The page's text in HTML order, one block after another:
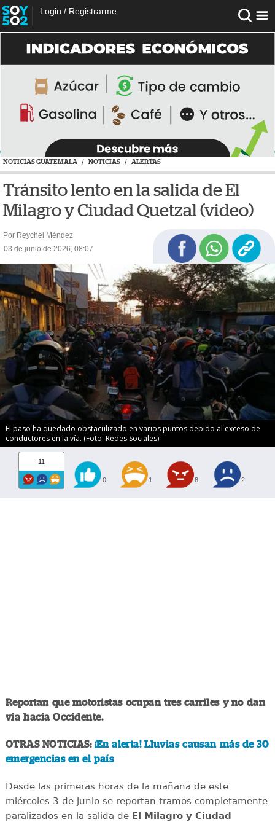
Login / Registrarme
NOTICIAS GUATEMALA / NOTICIAS / ALERTAS
Tránsito lento en la salida de El
Milagro y Ciudad Quetzal (video)
Por Reychel Méndez
03 de junio de 2026, 08:07
El paso ha quedado obstaculizado en varios puntos debido al exceso de
conductores en la vía. (Foto: Redes Sociales)
11
0 1 8 2
Reportan que motoristas ocupan tres carriles y no dan
vía hacia Occidente.
OTRAS NOTICIAS: ¡En alerta! Lluvias causan más de 30
emergencias en el país
Desde las primeras horas de la mañana de este
miércoles 3 de junio se reportan tramos completamente
paralizados en la salida de El Milagro y Ciudad